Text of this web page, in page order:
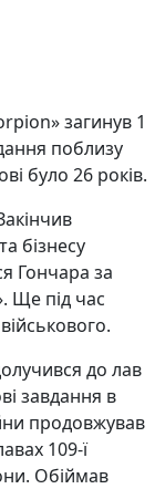
загинув 1
поблизу
було 26 років.
бізнесу
Гончара за
Ще під час
до лав
завдання в
продовжував
109-ї
Обіймав